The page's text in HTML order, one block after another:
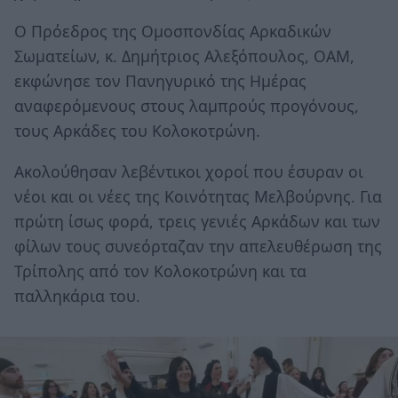
Ο Πρόεδρος της Ομοσπονδίας Αρκαδικών
Σωματείων, κ. Δημήτριος Αλεξόπουλος, ΟΑΜ,
εκφώνησε τον Πανηγυρικό της Ημέρας
αναφερόμενους στους λαμπρούς προγόνους,
τους Αρκάδες του Κολοκοτρώνη.
Ακολούθησαν λεβέντικοι χοροί που έσυραν οι
νέοι και οι νέες της Κοινότητας Μελβούρνης. Για
πρώτη ίσως φορά, τρεις γενιές Αρκάδων και των
φίλων τους συνεόρταζαν την απελευθέρωση της
Τρίπολης από τον Κολοκοτρώνη και τα
παλληκάρια του.